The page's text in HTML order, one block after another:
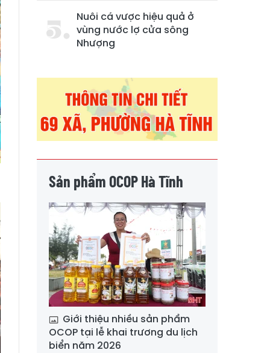
Nuôi cá vược hiệu quả ở
vùng nước lợ cửa sông
Nhượng
Sản phẩm OCOP Hà Tĩnh
Giới thiệu nhiều sản phẩm
OCOP tại lễ khai trương du lịch
biển năm 2026